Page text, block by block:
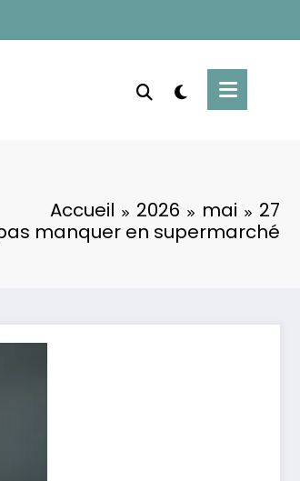
Accueil 2026 mai
27
manquer en supermarché